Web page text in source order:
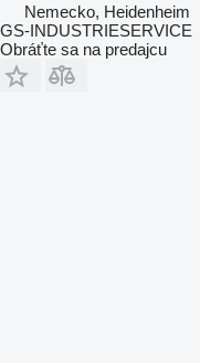
Nemecko, Heidenheim
GS-INDUSTRIESERVICE
Obráťte sa na predajcu